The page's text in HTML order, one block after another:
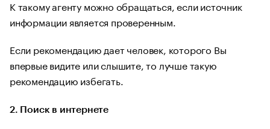
К такому агенту можно обращаться, если источник
информации является проверенным.
Если рекомендацию дает человек, которого Вы
впервые видите или слышите, то лучше такую
рекомендацию избегать.
2. Поиск в интернете